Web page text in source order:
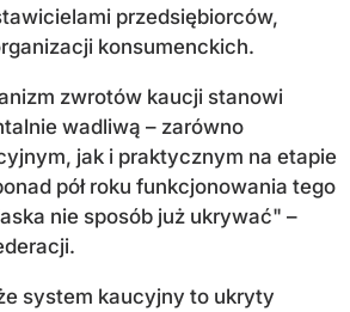
przedsiębiorców,
konsumenckich.
zwrotów kaucji stanowi
wadliwą – zarówno
jak i praktycznym na etapie
pół roku funkcjonowania tego
nie sposób już ukrywać" –
system kaucyjny to ukryty